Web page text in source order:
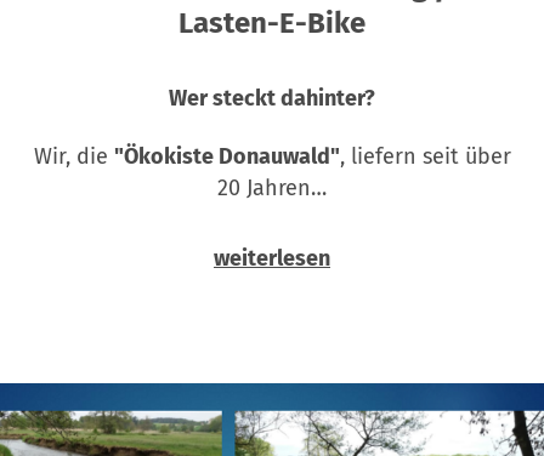
Lasten-E-Bike
Wer steckt dahinter?
Wir, die "Ökokiste Donauwald", liefern seit über
20 Jahren…
weiterlesen